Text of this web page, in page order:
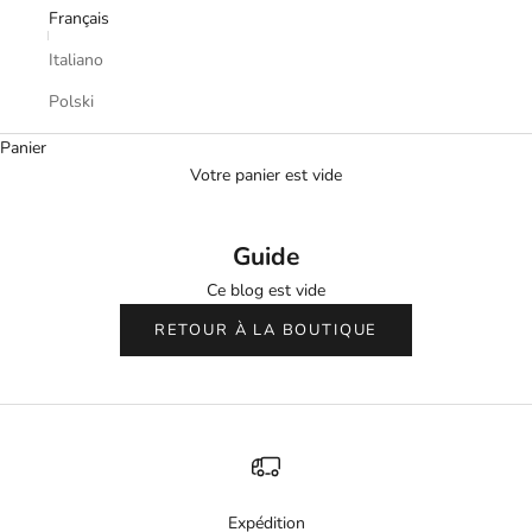
Français
Italiano
Polski
Panier
Votre panier est vide
Guide
Ce blog est vide
RETOUR À LA BOUTIQUE
Expédition